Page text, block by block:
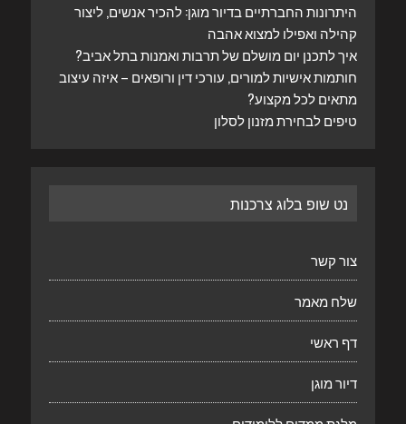
היתרונות החברתיים בדיור מוגן: להכיר אנשים, ליצור
קהילה ואפילו למצוא אהבה
איך לתכנן יום מושלם של תרבות ואמנות בתל אביב?
חותמות אישיות למורים, עורכי דין ורופאים – איזה עיצוב
מתאים לכל מקצוע?
טיפים לבחירת מזנון לסלון
נט שופ בלוג צרכנות
צור קשר
שלח מאמר
דף ראשי
דיור מוגן